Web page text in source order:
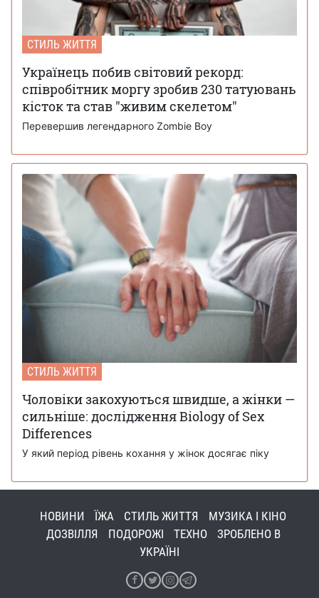
СТИЛЬ ЖИТТЯ
Українець побив світовий рекорд:
співробітник моргу зробив 230 татуювань
кісток та став "живим скелетом"
Перевершив легендарного Zombie Boy
СТИЛЬ ЖИТТЯ
Чоловіки закохуються швидше, а жінки —
сильніше: дослідження Biology of Sex
Differences
У який період рівень кохання у жінок досягає піку
НОВИНИ ЇЖА СТИЛЬ ЖИТТЯ
МУЗИКА І КІНО
ДОЗВІЛЛЯ
ПОДОРОЖІ ТЕХНО
ЗРОБЛЕНО В
УКРАЇНІ